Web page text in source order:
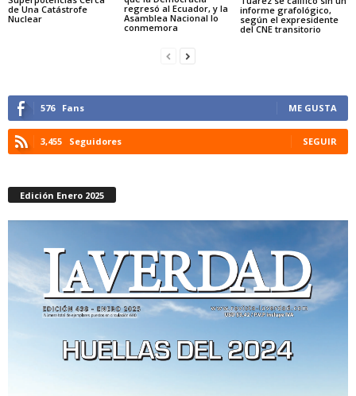
de Una Catástrofe
Nuclear
regresó al Ecuador, y la
Asamblea Nacional lo
conmemora
informe grafológico,
según el expresidente
del CNE transitorio
576 Fans ME GUSTA
3,455 Seguidores SEGUIR
Edición Enero 2025